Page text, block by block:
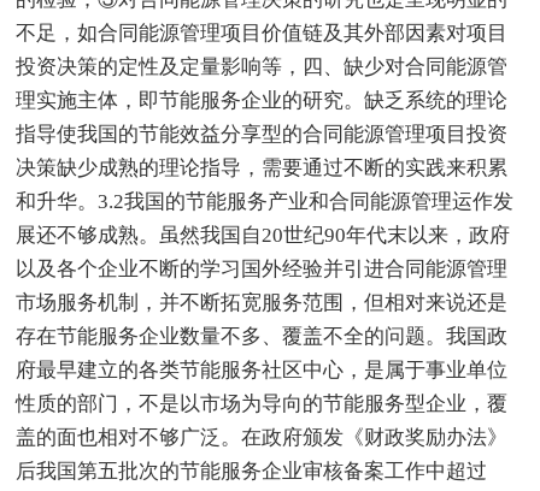
不足，如合同能源管理项目价值链及其外部因素对项目
投资决策的定性及定量影响等，四、缺少对合同能源管
理实施主体，即节能服务企业的研究。缺乏系统的理论
指导使我国的节能效益分享型的合同能源管理项目投资
决策缺少成熟的理论指导，需要通过不断的实践来积累
和升华。3.2我国的节能服务产业和合同能源管理运作发
展还不够成熟。虽然我国自20世纪90年代末以来，政府
以及各个企业不断的学习国外经验并引进合同能源管理
市场服务机制，并不断拓宽服务范围，但相对来说还是
存在节能服务企业数量不多、覆盖不全的问题。我国政
府最早建立的各类节能服务社区中心，是属于事业单位
性质的部门，不是以市场为导向的节能服务型企业，覆
盖的面也相对不够广泛。在政府颁发《财政奖励办法》
后我国第五批次的节能服务企业审核备案工作中超过